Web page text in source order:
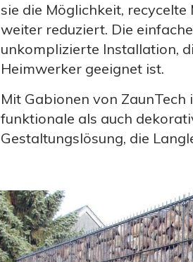
sie die Möglichkeit,
weiter reduziert. Die
unkomplizierte Installation,
Heimwerker geeignet ist.
Mit Gabionen von
funktionale als auch
Gestaltungslösung, die